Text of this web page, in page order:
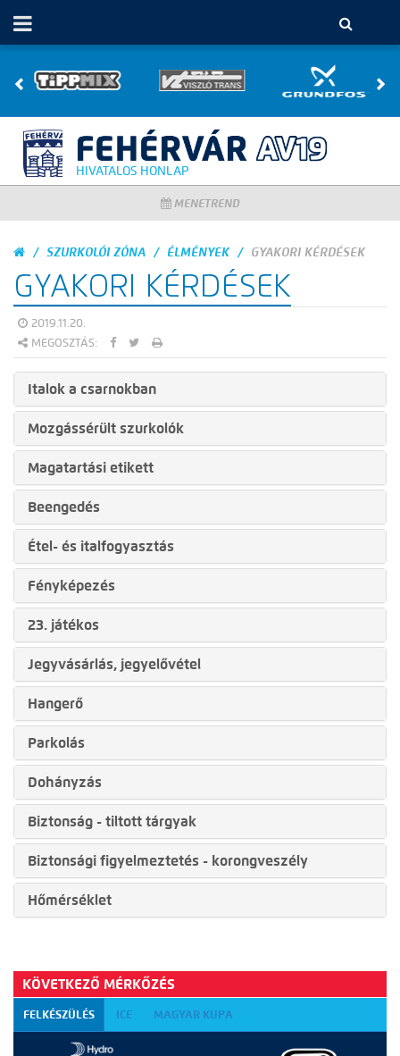
HIVATALOS HONLAP
MENETREND
SZURKOLÓI ZÓNA ÉLMÉNYEK GYAKORI KÉRDÉSEK
GYAKORI KÉRDÉSEK
2019.11.20.
MEGOSZTÁS:
Italok a csarnokban
Mozgássérült szurkolók
Magatartási etikett
Beengedés
Étel- és italfogyasztás
Fényképezés
23. játékos
Jegyvásárlás, jegyelővétel
Hangerő
Parkolás
Dohányzás
Biztonság - tiltott tárgyak
Biztonsági figyelmeztetés - korongveszély
Hőmérséklet
KÖVETKEZŐ MÉRKŐZÉS
FELKÉSZÜLÉS ICE MAGYAR KUPA